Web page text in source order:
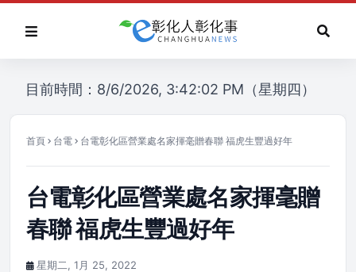
目前時間：8/6/2026, 3:42:02 PM（星期四）
首頁 台電 台電彰化區營業處名家揮毫贈春聯 福虎生豐過好年
台電彰化區營業處名家揮毫贈
春聯 福虎生豐過好年
星期二, 1月 25, 2022